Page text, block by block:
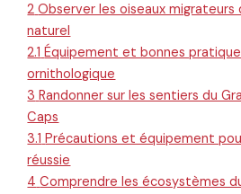
2 Observer les oiseaux migrateurs
naturel
2.1 Équipement et bonnes
ornithologique
3 Randonner sur les sentiers du
Caps
3.1 Précautions et équipement
réussie
4 Comprendre les écosystèmes